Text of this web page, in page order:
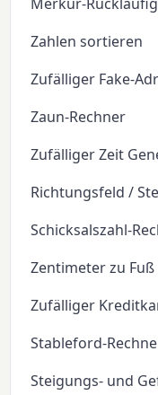
Zahlen sortieren
Zufälliger Fake-
Zaun-Rechner
Zufälliger Zeit
Richtungsfeld /
Schicksalszahl-
Zentimeter zu
Zufälliger
Stableford-
Steigungs- und